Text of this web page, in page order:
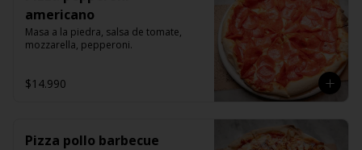
americano
Masa a la piedra, salsa de tomate,
mozzarella, pepperoni.
$14.990
Pizza pollo barbecue